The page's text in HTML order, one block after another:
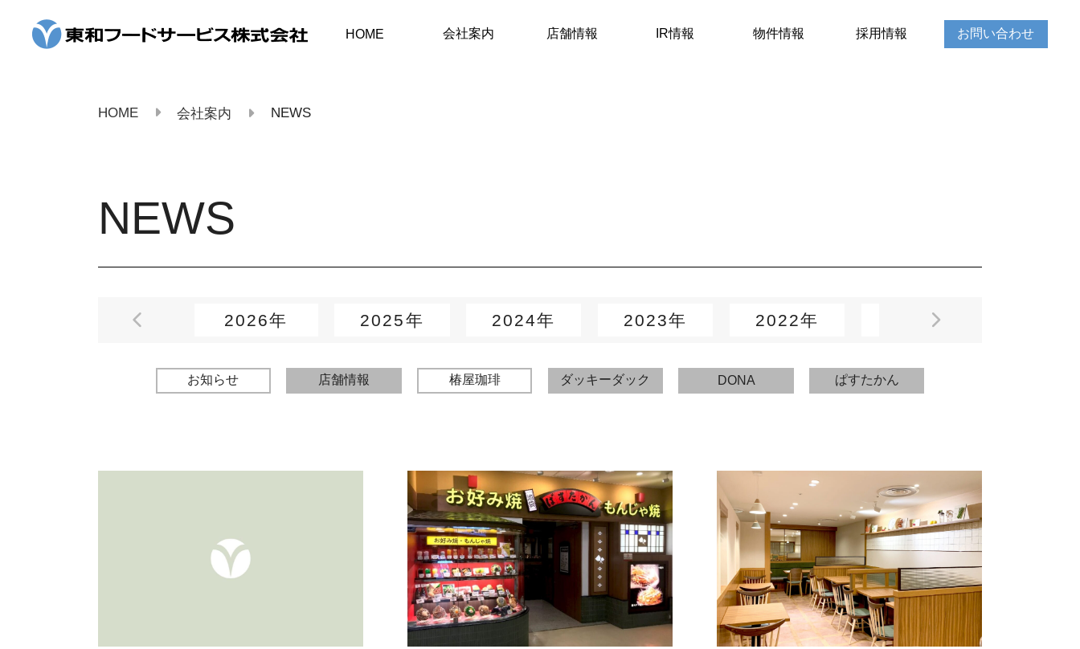
HOME 会社案内 店舗情報 IR情報 物件情報 採用情報 お問い合わせ
HOME 会社案内 NEWS
NEWS
2026年 2025年 2024年 2023年 2022年 2021年
お知らせ 店舗情報 椿屋珈琲 ダッキーダック DONA ぱすたかん